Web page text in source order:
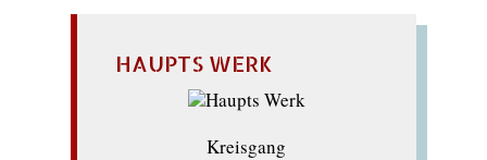
HAUPTS WERK
Kreisgang